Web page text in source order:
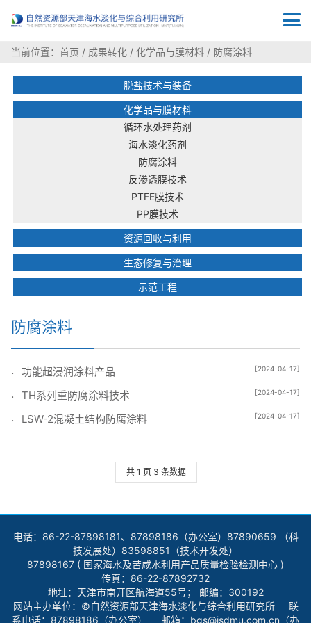
当前位置： 首页 / 成果转化 / 化学品与膜材料 / 防腐涂料
脱盐技术与装备
化学品与膜材料
循环水处理药剂
海水淡化药剂
防腐涂料
反渗透膜技术
PTFE膜技术
PP膜技术
资源回收与利用
生态修复与治理
示范工程
防腐涂料
功能超浸润涂料产品 [2024-04-17]
TH系列重防腐涂料技术 [2024-04-17]
LSW-2混凝土结构防腐涂料 [2024-04-17]
共 1 页 3 条数据
电话：86-22-87898181、87898186（办公室）87890659 （科
技发展处）83598851（技术开发处）
87898167 ( 国家海水及苦咸水利用产品质量检验检测中心 )
传真：86-22-87892732
地址：天津市南开区航海道55号； 邮编：300192
网站主办单位：©自然资源部天津海水淡化与综合利用研究所 联
系电话：87898186（办公室） 邮箱：bgs@isdmu.com.cn（办